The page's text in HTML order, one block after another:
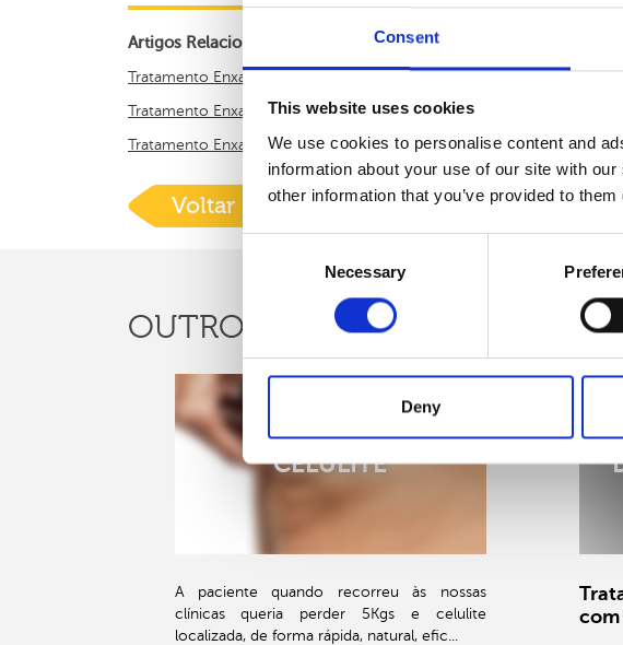
Consent
This website uses cookies
We use cookies to personalise content and
information about your use of our site with
other information that you’ve provided to
Necessary
Deny
Artigos Relacionados:
Tratamento Enxaquecas Aura - Acupuntura
Tratamento Enxaquecas - Acupuntura
Tratamento Enxaqueca Vestibular - Acupuntura
Voltar
OUTROS CASOS CLÍNICOS
CELULITE
A paciente quando recorreu às nossas
clínicas queria perder 5Kgs e celulite
localizada, de forma rápida, natural, efic...